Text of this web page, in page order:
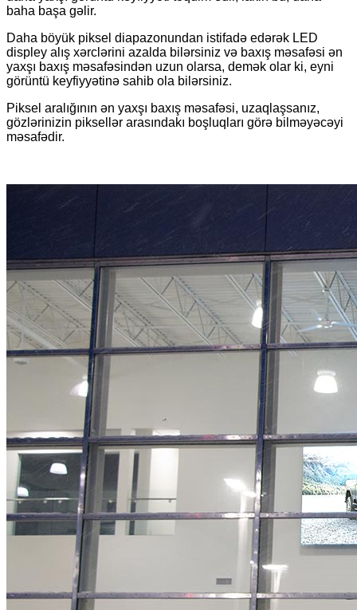
baha başa gəlir.
Daha böyük piksel diapazonundan istifadə edərək LED
displey alış xərclərini azalda bilərsiniz və baxış məsafəsi ən
yaxşı baxış məsafəsindən uzun olarsa, demək olar ki, eyni
görüntü keyfiyyətinə sahib ola bilərsiniz.
Piksel aralığının ən yaxşı baxış məsafəsi, uzaqlaşsanız,
gözlərinizin piksellər arasındakı boşluqları görə bilməyəcəyi
məsafədir.